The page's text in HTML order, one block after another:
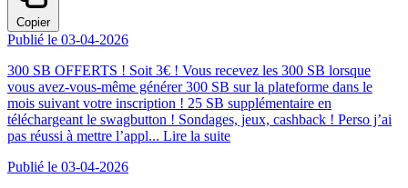
Copier
Publié le 03-04-2026
300 SB OFFERTS ! Soit 3€ ! Vous recevez les 300 SB lorsque
vous avez-vous-même générer 300 SB sur la plateforme dans le
mois suivant votre inscription ! 25 SB supplémentaire en
téléchargeant le swagbutton ! Sondages, jeux, cashback ! Perso j’ai
pas réussi à mettre l’appl... Lire la suite
Publié le 03-04-2026